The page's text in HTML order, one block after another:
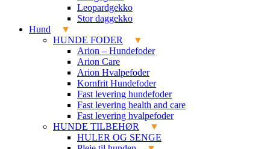
Leopardgekko
Stor daggekko
Hund
HUNDE FODER
Arion – Hundefoder
Arion Care
Arion Hvalpefoder
Kornfrit Hundefoder
Fast levering hundefoder
Fast levering health and care
Fast levering hvalpefoder
HUNDE TILBEHØR
HULER OG SENGE